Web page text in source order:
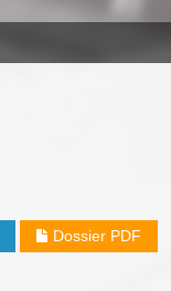
Dossier PDF